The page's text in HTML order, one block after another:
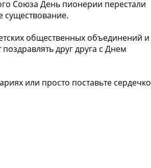
Союза День пионерии перестали
существование.
общественных объединений и
друг друга с Днем
или просто поставьте